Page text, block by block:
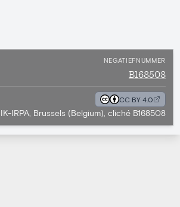
NEGATIEFNUMMER
B168508
CC BY 4.0
IRPA, Brussels (Belgium), cliché B168508